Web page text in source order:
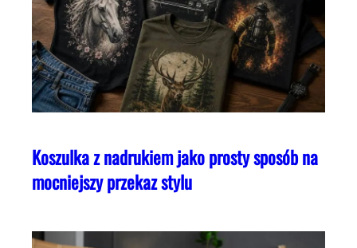
Koszulka z nadrukiem jako prosty sposób na
mocniejszy przekaz stylu